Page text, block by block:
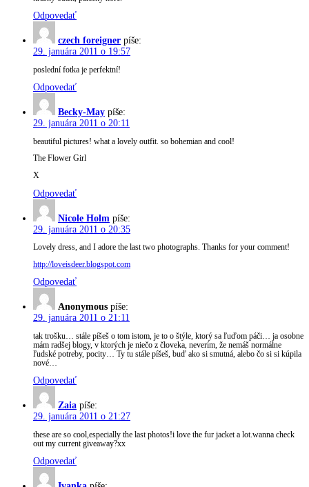
Odpovedať
czech foreigner píše:
29. januára 2011 o 19:57
poslední fotka je perfektní!
Odpovedať
Becky-May píše:
29. januára 2011 o 20:11
beautiful pictures! what a lovely outfit. so bohemian and cool!
The Flower Girl
X
Odpovedať
Nicole Holm píše:
29. januára 2011 o 20:35
Lovely dress, and I adore the last two photographs. Thanks for your comment!
http://loveisdeer.blogspot.com
Odpovedať
Anonymous píše:
29. januára 2011 o 21:11
tak trošku… stále píšeš o tom istom, je to o štýle, ktorý sa ľuďom páči… ja osobne
mám radšej blogy, v ktorých je niečo z človeka, neverím, že nemáš normálne
ľudské potreby, pocity… Ty tu stále píšeš, buď ako si smutná, alebo čo si si kúpila
nové…
Odpovedať
Zaia píše:
29. januára 2011 o 21:27
these are so cool,especially the last photos!i love the fur jacket a lot.wanna check
out my current giveaway?xx
Odpovedať